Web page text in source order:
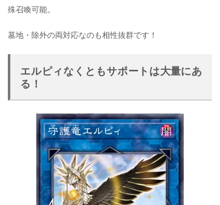
殊召喚可能。
墓地・除外の両対応なのも相性抜群です！
エルピィなくともサポートは大量にあ
る！